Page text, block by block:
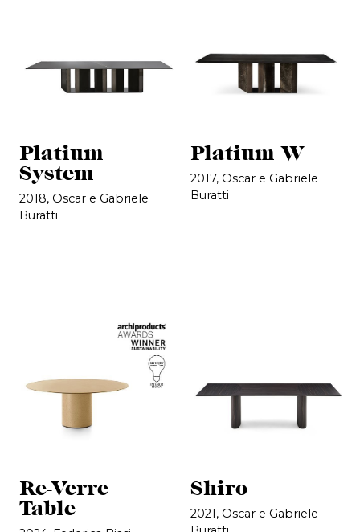
Platium
System
2018, Oscar e Gabriele
Buratti
Platium W
2017, Oscar e Gabriele
Buratti
Re-Verre
Table
Shiro
2021, Oscar e Gabriele